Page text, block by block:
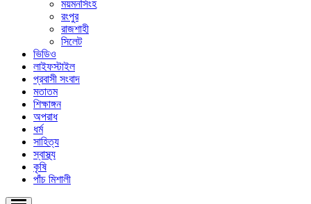
ময়মনসিংহ
রংপুর
রাজশাহী
সিলেট
ভিডিও
লাইফস্টাইল
প্রবাসী সংবাদ
মতাতম
শিক্ষাঙ্গন
অপরাধ
ধর্ম
সাহিত্য
স্বাস্থ্য
কৃষি
পাঁচ মিশালী